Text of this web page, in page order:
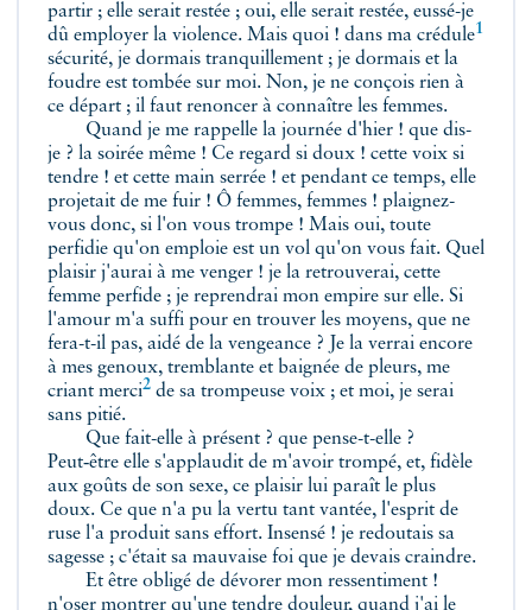
partir ; elle serait restée ; oui, elle serait restée, eussé-je
dû employer la violence. Mais quoi ! dans ma crédule1
sécurité, je dormais tranquillement ; je dormais et la
foudre est tombée sur moi. Non, je ne conçois rien à
ce départ ; il faut renoncer à connaître les femmes.
Quand je me rappelle la journée d'hier ! que dis-
je ? la soirée même ! Ce regard si doux ! cette voix si
tendre ! et cette main serrée ! et pendant ce temps, elle
projetait de me fuir ! Ô femmes, femmes ! plaignez-
vous donc, si l'on vous trompe ! Mais oui, toute
perfidie qu'on emploie est un vol qu'on vous fait. Quel
plaisir j'aurai à me venger ! je la retrouverai, cette
femme perfide ; je reprendrai mon empire sur elle. Si
l'amour m'a suffi pour en trouver les moyens, que ne
fera-t-il pas, aidé de la vengeance ? Je la verrai encore
à mes genoux, tremblante et baignée de pleurs, me
criant merci2 de sa trompeuse voix ; et moi, je serai
sans pitié.
Que fait-elle à présent ? que pense-t-elle ?
Peut‑être elle s'applaudit de m'avoir trompé, et, fidèle
aux goûts de son sexe, ce plaisir lui paraît le plus
doux. Ce que n'a pu la vertu tant vantée, l'esprit de
ruse l'a produit sans effort. Insensé ! je redoutais sa
sagesse ; c'était sa mauvaise foi que je devais craindre.
Et être obligé de dévorer mon ressentiment !
n'oser montrer qu'une tendre douleur, quand j'ai le